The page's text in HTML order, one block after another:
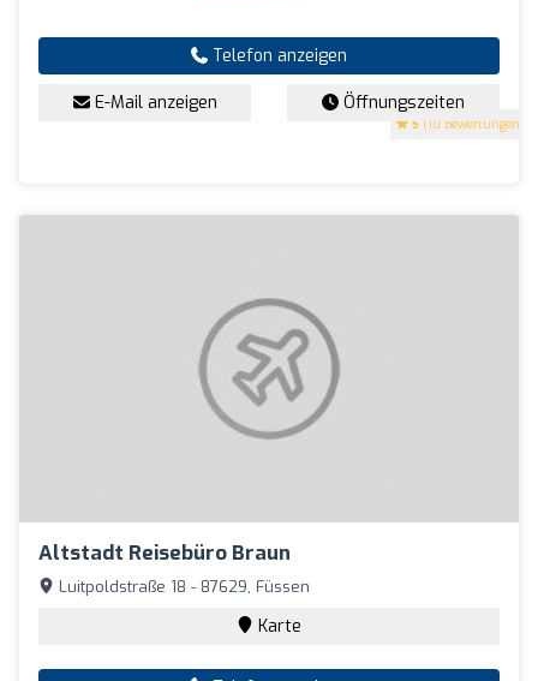
5 (10 Bewertungen)
Telefon anzeigen
E-Mail anzeigen Öffnungszeiten
Altstadt Reisebüro Braun
Luitpoldstraße 18 - 87629, Füssen
Karte